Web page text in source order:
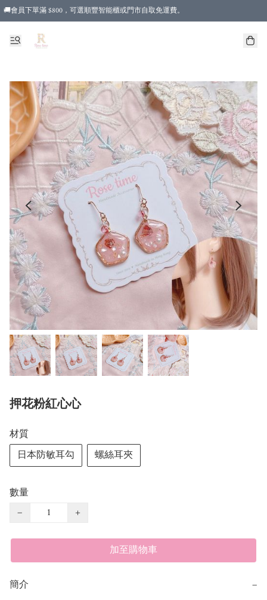
🚚會員下單滿 $800，可選順豐智能櫃或門市自取免運費。
押花粉紅心心
材質
日本防敏耳勾
螺絲耳夾
數量
−
+
加至購物車
簡介
−